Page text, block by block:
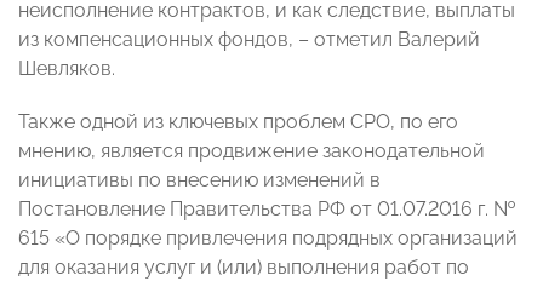
неисполнение контрактов, и как следствие, выплаты
из компенсационных фондов, – отметил Валерий
Шевляков.
Также одной из ключевых проблем СРО, по его
мнению, является продвижение законодательной
инициативы по внесению изменений в
Постановление Правительства РФ от 01.07.2016 г. №
615 «О порядке привлечения подрядных организаций
для оказания услуг и (или) выполнения работ по